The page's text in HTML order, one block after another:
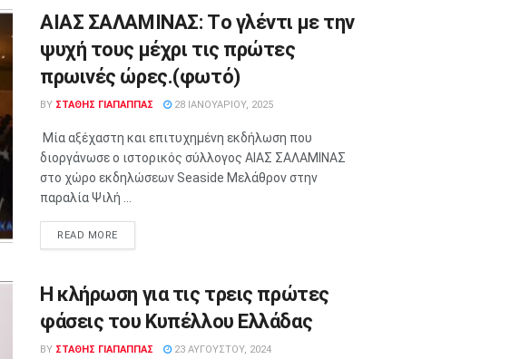
ΑΙΑΣ ΣΑΛΑΜΙΝΑΣ: Tο γλέντι με την
ψυχή τους μέχρι τις πρώτες
πρωινές ώρες.(φωτό)
BY ΣΤΑΘΗΣ ΓΊΑΠΑΠΠΑΣ 28 ΙΑΝΟΥΑΡΊΟΥ, 2025
Μία αξέχαστη και επιτυχημένη εκδήλωση που
διοργάνωσε ο ιστορικός σύλλογος ΑΙΑΣ ΣΑΛΑΜΙΝΑΣ
στο χώρο εκδηλώσεων Seaside Μελάθρον στην
παραλία Ψιλή ...
READ MORE
Η κλήρωση για τις τρεις πρώτες
φάσεις του Κυπέλλου Ελλάδας
BY ΣΤΑΘΗΣ ΓΊΑΠΑΠΠΑΣ 23 ΑΥΓΟΎΣΤΟΥ, 2024